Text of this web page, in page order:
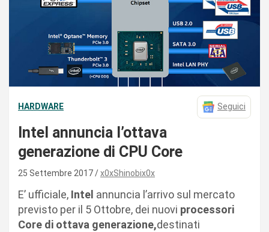
HARDWARE Seguici
Intel annuncia l’ottava
generazione di CPU Core
25 Settembre 2017 x0xShinobix0x
E’ ufficiale, Intel annuncia l’arrivo sul mercato
previsto per il 5 Ottobre, dei nuovi processori
Core di ottava generazione,destinati